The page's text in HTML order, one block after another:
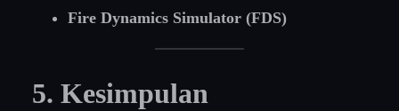
Fire Dynamics Simulator (FDS)
5. Kesimpulan